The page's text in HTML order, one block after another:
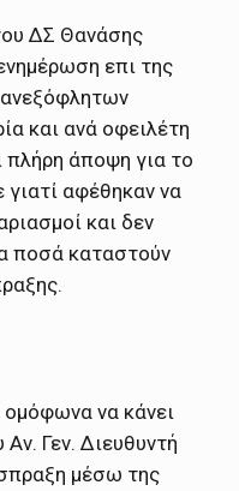
ΔΣ Θανάσης
επι της
ανεξόφλητων
και ανά οφειλέτη
πλήρη άποψη για το
αφέθηκαν να
και δεν
ποσά καταστούν
να κάνει
Γεν. Διευθυντή
μέσω της